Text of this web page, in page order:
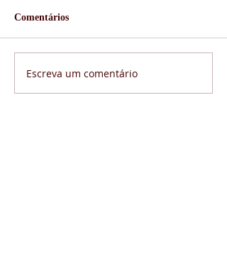
Comentários
Escreva um comentário